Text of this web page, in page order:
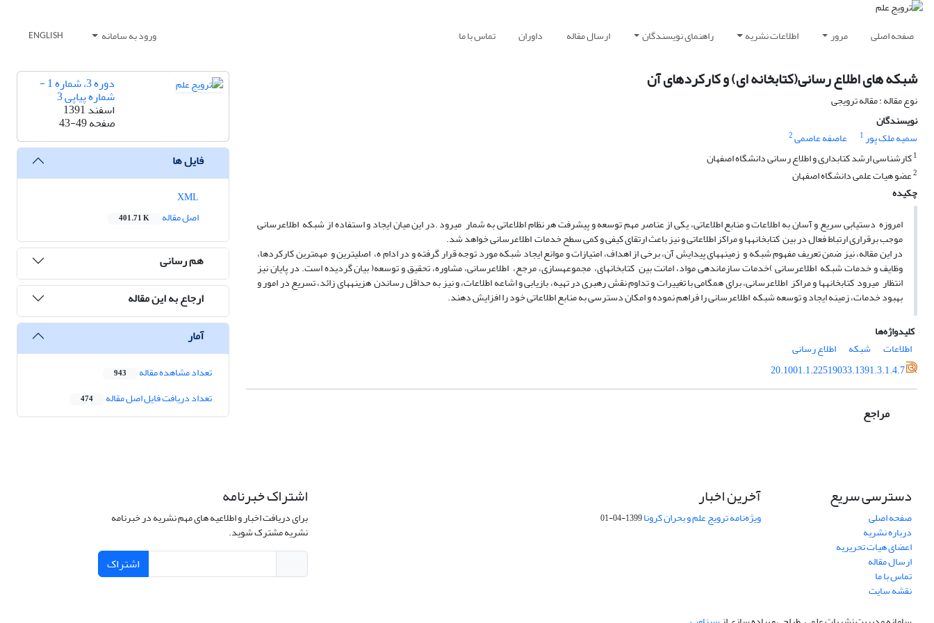
صفحه اصلی مرور اطلاعات نشریه راهنمای نویسندگان ارسال مقاله داوران تماس با ما ورود به سامانه ENGLISH
شبکه های اطلاع رسانی(کتابخانه ای) و کارکردهای آن
نوع مقاله : مقاله ترویجی
نویسندگان
سمیه ملک پور1 عاصفه عاصمی2
1کارشناسی ارشد کتابداری و اطلاع رسانی دانشگاه اصفهان
2عضو هیات علمی دانشگاه اصفهان
چکیده
امروزه دستیابی سریع و آسان به اطلاعات و منابع اطلاعاتی، یکی از عناصر مهم توسعه و پیشرفت هر نظام اطلاعاتی به شمار میرود .در این میان ایجاد و استفاده از شبکه اطلاعرسانی
موجب برقراری ارتباط فعال در بین کتابخانهها و مراکز اطلاعاتی و نیز باعث ارتقای کیفی و کمی سطح خدمات اطلاعرسانی خواهد شد.
در این مقاله، نیز ضمن تعریف مفهوم شبکه و زمینههای پیدایش آن، برخی از اهداف، امتیازات و موانع ایجاد شبکه مورد توجه قرار گرفته و در ادام ه، اصلیترین و مهمترین کارکردها،
وظایف و خدمات شبکه اطلاعرسانی )خدمات سازماندهی مواد، امانت بین کتابخانهای، مجموعهسازی، مرجع، اطلاعرسانی، مشاوره، تحقیق و توسعه( بیان گردیده است. در پایان نیز
انتظار میرود کتابخانهها و مراکز اطلاعرسانی، برای همگامی با تغییرات و تداوم نقش رهبری در تهیه، بازیابی و اشاعه اطلاعات، و نیز به حداقل رساندن هزینههای زائد، تسریع در امور و
بهبود خدمات، زمینه ایجاد و توسعه شبکه اطلاعرسانی را فراهم نموده و امکان دسترسی به منابع اطلاعاتی خود را افزایش دهند.
کلیدواژه‌ها
اطلاعات
شبکه
اطلاع رسانی
20.1001.1.22519033.1391.3.1.4.7
مراجع
دوره 3، شماره 1 -
شماره پیاپی 3
اسفند 1391
صفحه43-49
فایل ها
اصل مقاله
401.71 K
هم رسانی
ارجاع به این مقاله
آمار
تعداد مشاهده مقاله 943
تعداد دریافت فایل اصل مقاله 474
دسترسی سریع
صفحه اصلی
درباره نشریه
اعضای هیات تحریریه
ارسال مقاله
تماس با ما
نقشه سایت
آخرین اخبار
ویژه‌نامه ترویج علم و بحران کرونا1399-04-01
اشتراک خبرنامه
برای دریافت اخبار و اطلاعیه های مهم نشریه در خبرنامه
نشریه مشترک شوید.
اشتراک